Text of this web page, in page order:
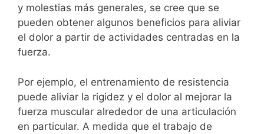
y molestias más generales, se cree que se
pueden obtener algunos beneficios para aliviar
el dolor a partir de actividades centradas en la
fuerza.
Por ejemplo, el entrenamiento de resistencia
puede aliviar la rigidez y el dolor al mejorar la
fuerza muscular alrededor de una articulación
en particular. A medida que el trabajo de